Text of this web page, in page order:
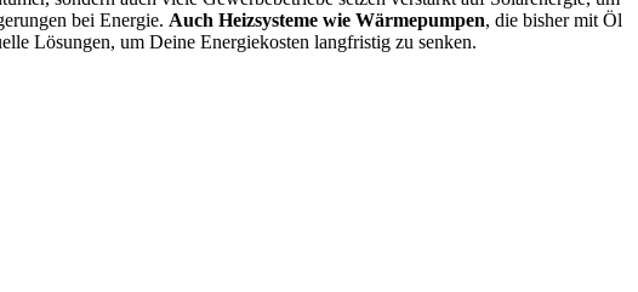
bei Energie. Auch Heizsysteme wie Wärmepumpen, die bisher mit Öl
Lösungen, um Deine Energiekosten langfristig zu senken.